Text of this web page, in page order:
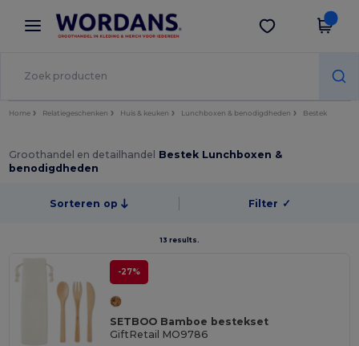
× Wordans-app
Betere prijzen in de app!
Download app
Home Relatiegeschenken Huis & keuken Lunchboxen & benodigdheden Bestek
Groothandel en detailhandel Bestek Lunchboxen &
benodigdheden
Sorteren op Filter ✓
13 results.
-27%
SETBOO Bamboe bestekset
GiftRetail MO9786